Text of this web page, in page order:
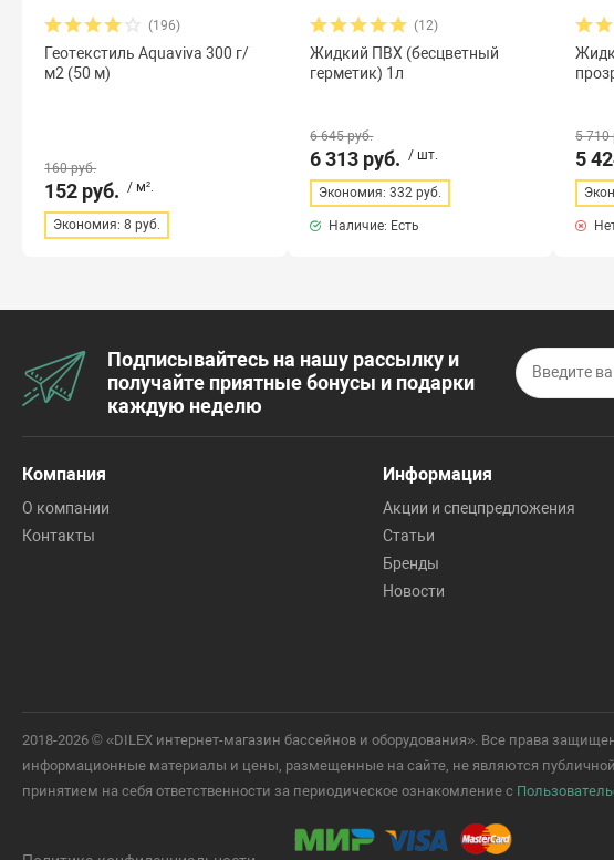
(196)
Геотекстиль Aquaviva 300 г/
м2 (50 м)
160 руб.
152 руб. / м².
Экономия: 8 руб.
(12)
Жидкий ПВХ (бесцветный
герметик) 1л
6 645 руб.
6 313 руб. / шт.
Экономия: 332 руб.
Наличие: Есть
5 710
5
Подписывайтесь на нашу рассылку и
получайте приятные бонусы и подарки
каждую неделю
Компания
О компании
Контакты
Информация
Акции и спецпредложения
Статьи
Бренды
Новости
2018-2026 © «DILEX интернет-магазин бассейнов и оборудования». Все права
информационные материалы и цены, размещенные на сайте, не являются
принятием на себя ответственности за периодическое ознакомление с